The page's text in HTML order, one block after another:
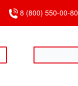
8 (800) 550-00-